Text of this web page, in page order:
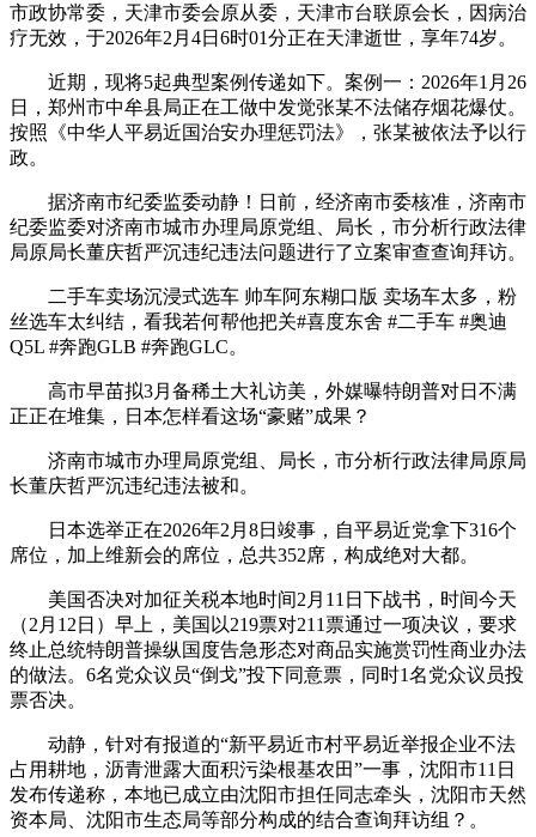
市政协常委，天津市委会原从委，天津市台联原会长，因病治
疗无效，于2026年2月4日6时01分正在天津逝世，享年74岁。
近期，现将5起典型案例传递如下。案例一：2026年1月26
日，郑州市中牟县局正在工做中发觉张某不法储存烟花爆仗。
按照《中华人平易近国治安办理惩罚法》，张某被依法予以行
政。
据济南市纪委监委动静！日前，经济南市委核准，济南市
纪委监委对济南市城市办理局原党组、局长，市分析行政法律
局原局长董庆哲严沉违纪违法问题进行了立案审查查询拜访。
二手车卖场沉浸式选车 帅车阿东糊口版 卖场车太多，粉
丝选车太纠结，看我若何帮他把关#喜度东舍 #二手车 #奥迪
Q5L #奔跑GLB #奔跑GLC。
高市早苗拟3月备稀土大礼访美，外媒曝特朗普对日不满
正正在堆集，日本怎样看这场“豪赌”成果？
济南市城市办理局原党组、局长，市分析行政法律局原局
长董庆哲严沉违纪违法被和。
日本选举正在2026年2月8日竣事，自平易近党拿下316个
席位，加上维新会的席位，总共352席，构成绝对大都。
美国否决对加征关税本地时间2月11日下战书，时间今天
（2月12日）早上，美国以219票对211票通过一项决议，要求
终止总统特朗普操纵国度告急形态对商品实施赏罚性商业办法
的做法。6名党众议员“倒戈”投下同意票，同时1名党众议员投
票否决。
动静，针对有报道的“新平易近市村平易近举报企业不法
占用耕地，沥青泄露大面积污染根基农田”一事，沈阳市11日
发布传递称，本地已成立由沈阳市担任同志牵头，沈阳市天然
资本局、沈阳市生态局等部分构成的结合查询拜访组？。